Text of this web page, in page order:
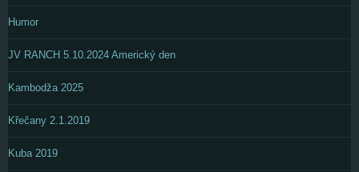
Humor
JV RANCH 5.10.2024 Americký den
Kambodža 2025
Křečany 2.1.2019
Kuba 2019